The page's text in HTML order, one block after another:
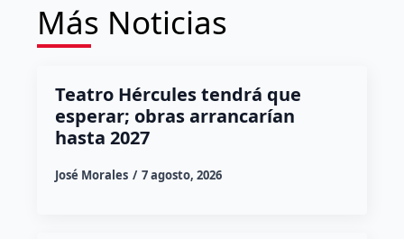
Más Noticias
Teatro Hércules tendrá que
esperar; obras arrancarían
hasta 2027
José Morales 7 agosto, 2026